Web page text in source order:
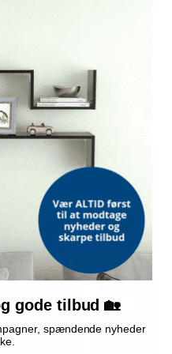
120x40x34 cm
træ hvid
809,- Vejl. pris
På lager
gode tilbud 🏡
spændende nyheder